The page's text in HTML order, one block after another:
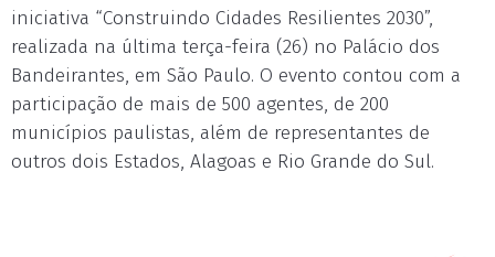
iniciativa “Construindo Cidades Resilientes 2030”,
realizada na última terça-feira (26) no Palácio dos
Bandeirantes, em São Paulo. O evento contou com a
participação de mais de 500 agentes, de 200
municípios paulistas, além de representantes de
outros dois Estados, Alagoas e Rio Grande do Sul.